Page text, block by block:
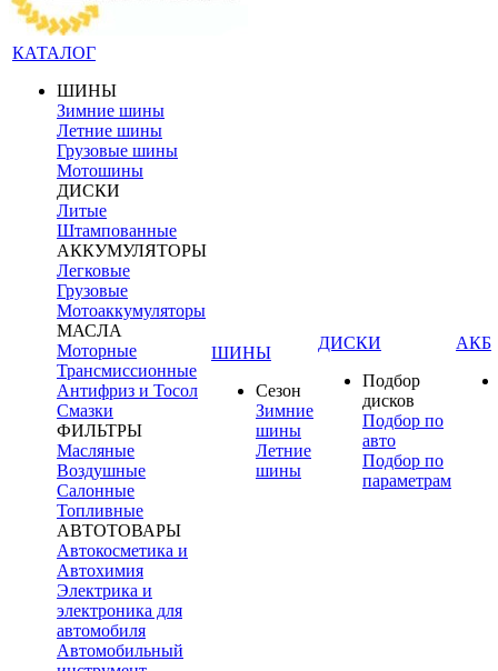
КАТАЛОГ
ШИНЫ
Зимние шины
Летние шины
Грузовые шины
Мотошины
ДИСКИ
Литые
Штампованные
АККУМУЛЯТОРЫ
Легковые
Грузовые
Мотоаккумуляторы
МАСЛА
Моторные
Трансмиссионные
Антифриз и Тосол
Смазки
ФИЛЬТРЫ
Масляные
Воздушные
Салонные
Топливные
АВТОТОВАРЫ
Автокосметика и
Автохимия
Электрика и
электроника для
автомобиля
Автомобильный
ШИНЫ
Сезон
Зимние
шины
Летние
шины
ДИСКИ
Подбор
дисков
Подбор по
авто
Подбор по
параметрам
АКБ